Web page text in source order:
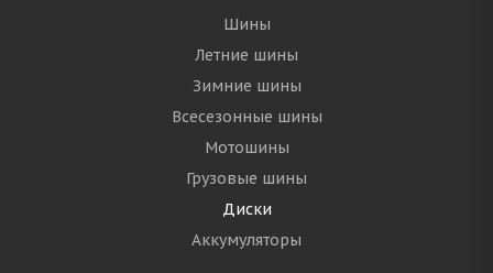
Шины
Летние шины
Зимние шины
Всесезонные шины
Мотошины
Грузовые шины
Диски
Аккумуляторы